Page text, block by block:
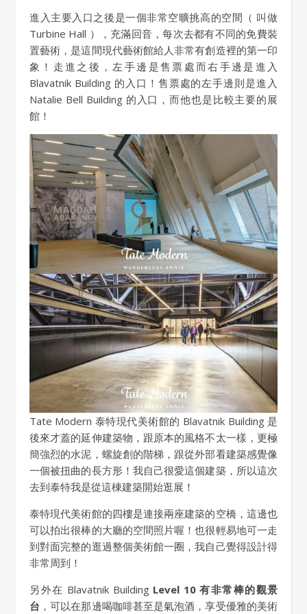
進入主要入口之後是一個非常空曠挑高的空間（ 叫做
Turbine Hall ），充滿回音，每次去都有不同的免費裝
置藝術，是這間現代藝術館給人非常有創造裡的第一印
象！走進之後，左手邊是售票處而右手邊是進入
Blavatnik Building 的入口！售票處的左手邊則是進入
Natalie Bell Building 的入口，而他也是比較主要的展
館！
Tate Modern 泰特現代美術館的 Blavatnik Building 是
後來才蓋的延伸建築物，跟原本的風格不太一樣，更極
簡強烈的水泥，螺旋創的階梯，跟從外部看建築感覺像
一個被扭曲的長方形！我自己很愛這個建築，所以這次
去到泰特我是從這棟建築開始逛展！
泰特現代美術館的四樓是連接兩座建築的空橋，這邊也
可以拍出很棒的大廳的空間照片喔！也很輕易地可一走
到對面完整的逛過整個美術館一圈，我自己覺得設計得
非常周到！
另外在 Blavatnik BuildingLevel 10 有非常棒的觀景
台 ，可以在那邊喝咖啡甚至是氣泡酒，享受優雅的美術